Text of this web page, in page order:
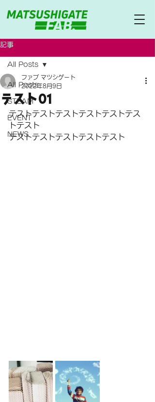
記事
All Posts
STEAM
EVENT
NEWS
All Posts
テスト01
ファブ マツシゲート
2022年8月9日
テストテストテストテストテストテス
トテスト
テストテストテストテストテスト